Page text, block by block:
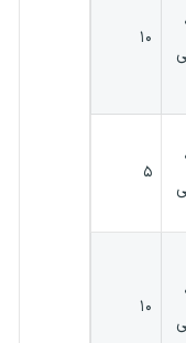
۱۰
۵
۱۰